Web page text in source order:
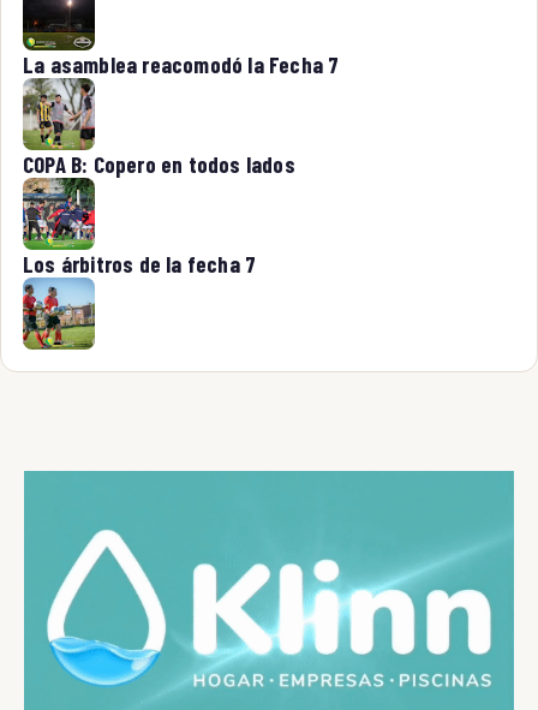
La asamblea reacomodó la Fecha 7
COPA B: Copero en todos lados
Los árbitros de la fecha 7